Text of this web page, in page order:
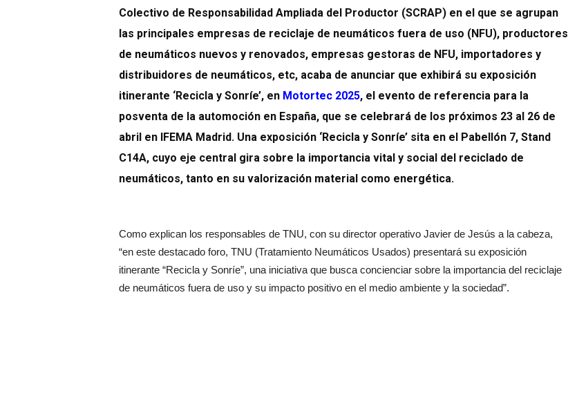
Colectivo de Responsabilidad Ampliada del Productor (SCRAP) en el que se agrupan
las principales empresas de reciclaje de neumáticos fuera de uso (NFU), productores
de neumáticos nuevos y renovados, empresas gestoras de NFU, importadores y
distribuidores de neumáticos, etc, acaba de anunciar que exhibirá su exposición
itinerante ‘Recicla y Sonríe’, en Motortec 2025, el evento de referencia para la
posventa de la automoción en España, que se celebrará de los próximos 23 al 26 de
abril en IFEMA Madrid. Una exposición ‘Recicla y Sonríe’ sita en el Pabellón 7, Stand
C14A, cuyo eje central gira sobre la importancia vital y social del reciclado de
neumáticos, tanto en su valorización material como energética.
Como explican los responsables de TNU, con su director operativo Javier de Jesús a la cabeza,
“en este destacado foro, TNU (Tratamiento Neumáticos Usados) presentará su exposición
itinerante “Recicla y Sonríe”, una iniciativa que busca concienciar sobre la importancia del reciclaje
de neumáticos fuera de uso y su impacto positivo en el medio ambiente y la sociedad”.